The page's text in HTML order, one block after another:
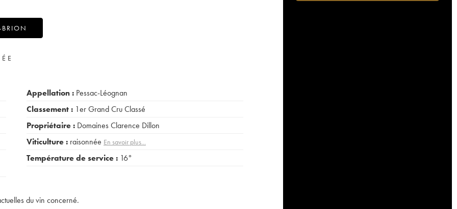
Appellation : Pessac-Léognan
Classement : 1er Grand Cru Classé
Propriétaire : Domaines Clarence Dillon
Viticulture : raisonnée En savoir plus...
Température de service : 16°
du vin concerné.